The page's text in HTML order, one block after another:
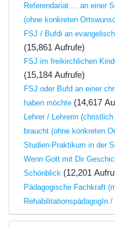
Referendariat ... an einer
(ohne konkreten
FSJ / Bufdi an
(15,861 Aufrufe)
FSJ im freikirchlichen
(15,184 Aufrufe)
FSJ oder Bufd an einer
haben möchte (14,617
Lehrer / Lehrerin
braucht (ohne konkreten
Studien-Praktikum in der
Wenn Gott mit Dir
Schönblick (12,201
Pädagogische Fachkraft
RehabilitationspädagogIn